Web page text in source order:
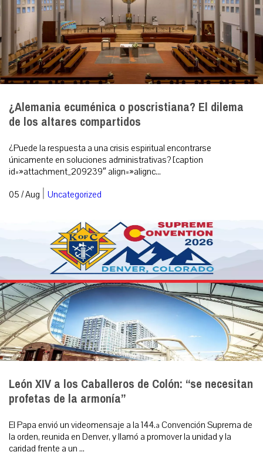
¿Alemania ecuménica o poscristiana? El dilema
de los altares compartidos
¿Puede la respuesta a una crisis espiritual encontrarse
únicamente en soluciones administrativas? [caption
id=»attachment_209239″ align=»alignc...
05 / Aug | Uncategorized
León XIV a los Caballeros de Colón: “se necesitan
profetas de la armonía”
El Papa envió un videomensaje a la 144.ª Convención Suprema de
la orden, reunida en Denver, y llamó a promover la unidad y la
caridad frente a un ...